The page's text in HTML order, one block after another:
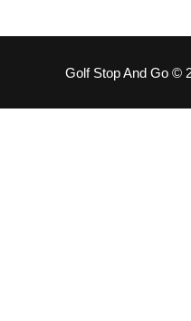
Golf Stop And Go ©